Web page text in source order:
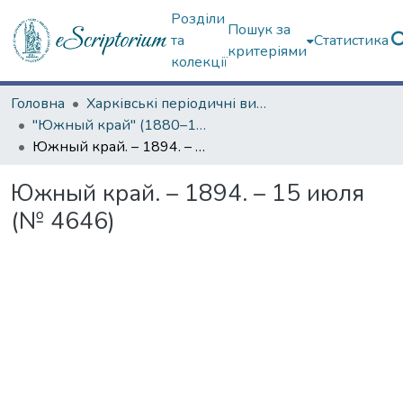
Розділи
та
колекції
Пошук за
критеріями
Статистика
Головна
Харківські періодичні видання
"Южный край" (1880–1919 гг.)
Южный край. – 1894. – 15 июля (№ 4646)
Южный край. – 1894. – 15 июля
(№ 4646)